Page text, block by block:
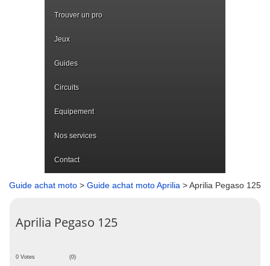
Trouver un pro
Jeux
Guides
Circuits
Equipement
Nos services
Contact
Guide achat moto > Guide achat moto Aprilia > Aprilia Pegaso 125
Aprilia Pegaso 125
0 Votes (0)